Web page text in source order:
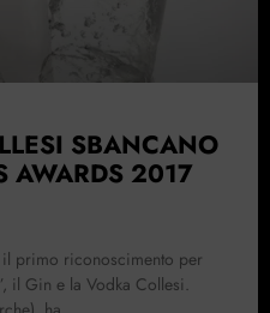
SBANCANO
AWARDS 2017
primo riconoscimento per
il Gin e la Vodka Collesi.